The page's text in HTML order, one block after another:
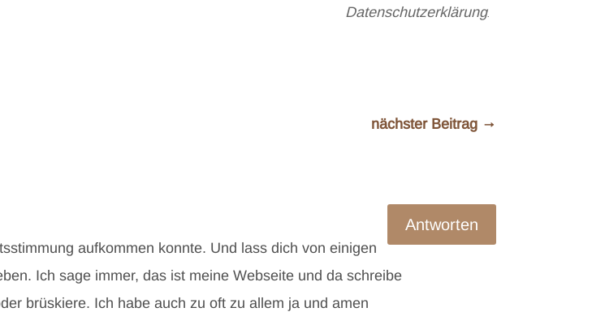
Datenschutzerklärung.
nächster Beitrag→
aufkommen konnte. Und lass dich von einigen
Ich sage immer, das ist meine Webseite und da schreibe
brüskiere. Ich habe auch zu oft zu allem ja und amen
Antworten